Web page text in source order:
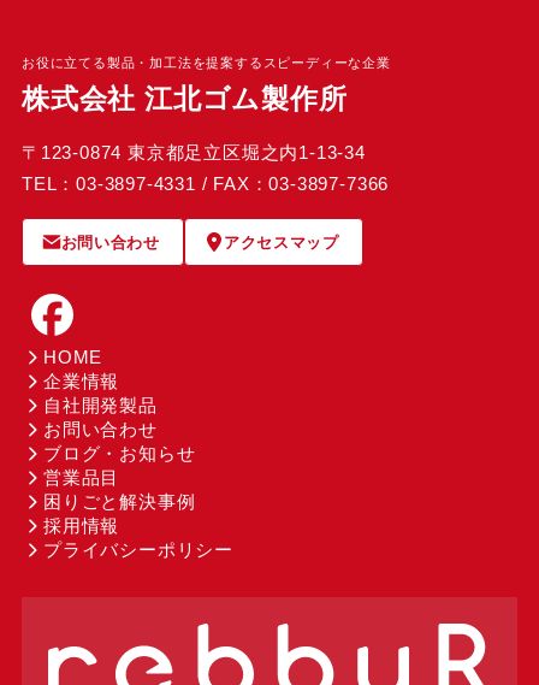
お役に立てる製品・加工法を提案するスピーディーな企業
株式会社 江北ゴム製作所
〒123-0874 東京都足立区堀之内1-13-34
TEL：03-3897-4331 / FAX：03-3897-7366
お問い合わせ アクセスマップ
HOME
企業情報
自社開発製品
お問い合わせ
ブログ・お知らせ
営業品目
困りごと解決事例
採用情報
プライバシーポリシー